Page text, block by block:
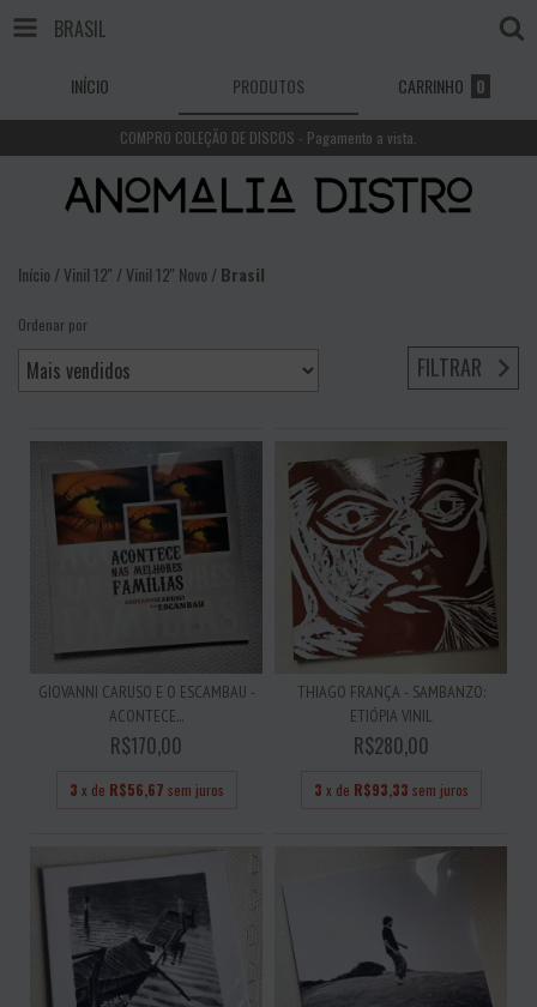
BRASIL
INÍCIO PRODUTOS CARRINHO 0
COMPRO COLEÇÃO DE DISCOS - Pagamento a vista.
Início /Vinil 12'' /Vinil 12'' Novo /Brasil
Ordenar por
FILTRAR
GIOVANNI CARUSO E O ESCAMBAU -
ACONTECE...
R$170,00
3 x de R$56,67 sem juros
THIAGO FRANÇA - SAMBANZO:
ETIÓPIA VINIL
R$280,00
3 x de R$93,33 sem juros